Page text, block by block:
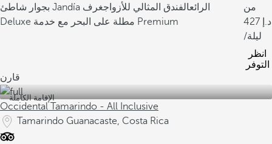
بجوار شاطئ Jandía الرائعالفندق المثالي للأزواجغرف
Deluxe مطلة على البحر مع خدمة Premium
من
427
/ليلة
انظر
التوفر
قارن
الإقامة الكاملة
Occidental Tamarindo - All Inclusive
Tamarindo Guanacaste, Costa Rica